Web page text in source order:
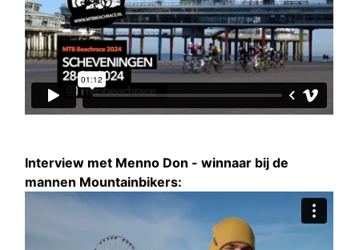
Interview met Menno Don - winnaar bij de
mannen Mountainbikers: